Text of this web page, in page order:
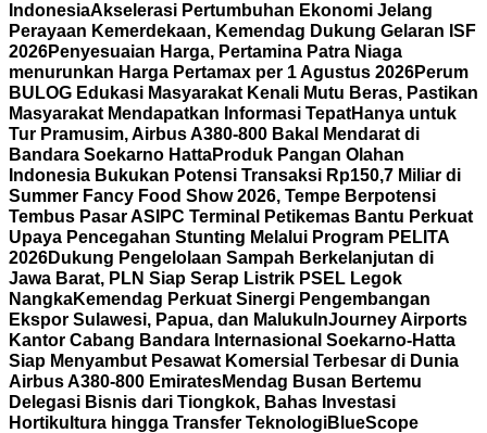
IndonesiaAkselerasi Pertumbuhan Ekonomi Jelang
Perayaan Kemerdekaan, Kemendag Dukung Gelaran ISF
2026Penyesuaian Harga, Pertamina Patra Niaga
menurunkan Harga Pertamax per 1 Agustus 2026Perum
BULOG Edukasi Masyarakat Kenali Mutu Beras, Pastikan
Masyarakat Mendapatkan Informasi TepatHanya untuk
Tur Pramusim, Airbus A380-800 Bakal Mendarat di
Bandara Soekarno HattaProduk Pangan Olahan
Indonesia Bukukan Potensi Transaksi Rp150,7 Miliar di
Summer Fancy Food Show 2026, Tempe Berpotensi
Tembus Pasar AS IPC Terminal Petikemas Bantu Perkuat
Upaya Pencegahan Stunting Melalui Program PELITA
2026Dukung Pengelolaan Sampah Berkelanjutan di
Jawa Barat, PLN Siap Serap Listrik PSEL Legok
NangkaKemendag Perkuat Sinergi Pengembangan
Ekspor Sulawesi, Papua, dan Maluku InJourney Airports
Kantor Cabang Bandara Internasional Soekarno-Hatta
Siap Menyambut Pesawat Komersial Terbesar di Dunia
Airbus A380-800 EmiratesMendag Busan Bertemu
Delegasi Bisnis dari Tiongkok, Bahas Investasi
Hortikultura hingga Transfer TeknologiBlueScope